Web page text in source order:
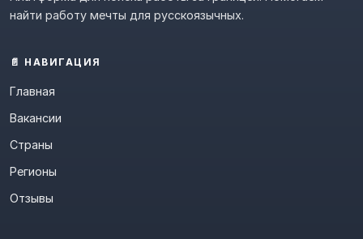
найти работу мечты для русскоязычных.
📄 НАВИГАЦИЯ
Главная
Вакансии
Страны
Регионы
Отзывы